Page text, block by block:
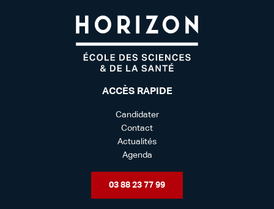
ACCÈS RAPIDE
Candidater
Contact
Actualités
Agenda
03 88 23 77 99